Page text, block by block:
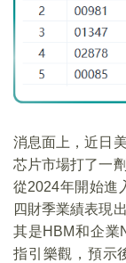
消息面上，近日
芯片市場打了一
從2024年開始進
四財季業績表現
其是HBM和企業
指引樂觀，預示